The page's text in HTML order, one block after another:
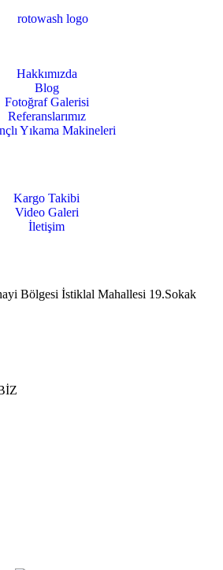
Hakkımızda
Blog
Fotoğraf Galerisi
Referanslarımız
Yıkama Makineleri
Kargo Takibi
Video Galeri
İletişim
Bölgesi İstiklal Mahallesi 19.Sokak